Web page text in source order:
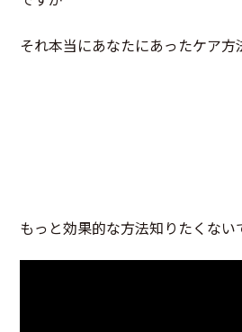
それ本当にあなたにあったケア方
もっと効果的な方法知りたくない